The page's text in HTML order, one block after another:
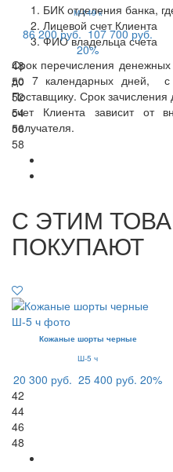
БИК отделения банка,
Лицевой счет Клиента
ФИО владельца счета
Срок перечисления денежных
до 7 календарных дней, с
Поставщику. Срок
счет Клиента зависит от
получателя.
М-149 к
86 200 руб. 107 700 руб.
20%
48
50
52
54
56
58
С ЭТИМ
ПОКУПАЮТ
Кожаные шорты черные
Ш-5 ч
20 300 руб. 25 400 руб. 20%
42
44
46
48